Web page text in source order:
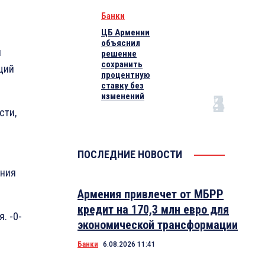
-0-
Банки
ЦБ Армении
объяснил
решение
сохранить
процентную
ставку без
изменений
ПОСЛЕДНИЕ НОВОСТИ
Армения привлечет от МБРР
кредит на 170,3 млн евро для
экономической трансформации
Банки 6.08.2026 11:41